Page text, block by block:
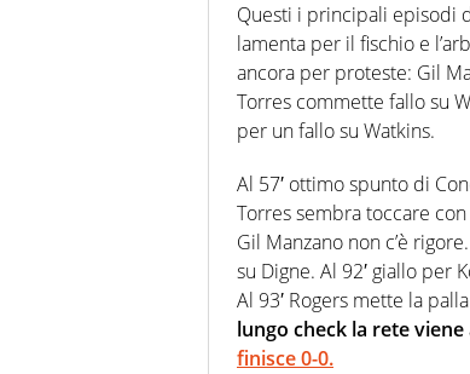
Questi i principali episodi
lamenta per il fischio e
ancora per proteste: Gil
Torres commette fallo su
per un fallo su Watkins.
Al 57′ ottimo spunto di
Torres sembra toccare
Gil Manzano non c’è
su Digne. Al 92′ giallo per
Al 93′ Rogers mette la
lungo check la rete
finisce 0-0.